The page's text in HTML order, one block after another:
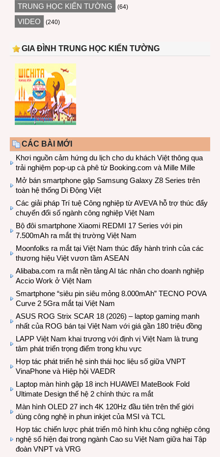
TRUNG HỌC KIẾN TƯỜNG (64)
VIDEO (240)
GIA ĐÌNH TRUNG HỌC KIẾN TƯỜNG
CÁC BÀI MỚI
Khơi nguồn cảm hứng du lịch cho du khách Việt thông qua
trải nghiệm pop-up cà phê từ Booking.com và Mille Mille
Mở bán smartphone gập Samsung Galaxy Z8 Series trên
toàn hệ thống Di Động Việt
Các giải pháp Trí tuệ Công nghiệp từ AVEVA hỗ trợ thúc đẩy
chuyển đổi số ngành công nghiệp Việt Nam
Bộ đôi smartphone Xiaomi REDMI 17 Series với pin
7.500mAh ra mắt thị trường Việt Nam
Moonfolks ra mắt tại Việt Nam thúc đẩy hành trình của các
thương hiệu Việt vươn tầm ASEAN
Alibaba.com ra mắt nền tảng AI tác nhân cho doanh nghiệp
Accio Work ở Việt Nam
Smartphone “siêu pin siêu mỏng 8.000mAh” TECNO POVA
Curve 2 5Gra mắt tại Việt Nam
ASUS ROG Strix SCAR 18 (2026) – laptop gaming mạnh
nhất của ROG bán tại Việt Nam với giá gần 180 triệu đồng
LAPP Việt Nam khai trương với định vị Việt Nam là trung
tâm phát triển trọng điểm trong khu vực
Hợp tác phát triển hệ sinh thái học liệu số giữa VNPT
VinaPhone và Hiệp hội VAEDR
Laptop màn hình gập 18 inch HUAWEI MateBook Fold
Ultimate Design thế hệ 2 chính thức ra mắt
Màn hình OLED 27 inch 4K 120Hz đầu tiên trên thế giới
dùng công nghệ in phun inkjet của MSI và TCL
Hợp tác chiến lược phát triển mô hình khu công nghiệp công
nghệ số hiện đại trong ngành Cao su Việt Nam giữa hai Tập
đoàn VNPT và VRG